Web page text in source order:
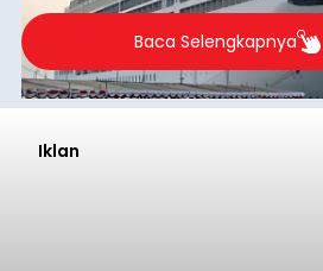
Baca Selengkapnya
Iklan